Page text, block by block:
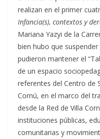
realizan en el primer
Infancia(s), contextos y
Mariana Yazyi de la
bien hubo que
pudieron mantener el
de un espacio
referentes del Centro de
Cornú, en el marco del
desde la Red de Villa
instituciones públicas,
comunitarias y